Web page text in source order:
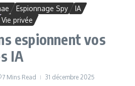
Espionnage Spy
IA
Vie privée
espionnent vos
IA
7 Mins Read 31 décembre 2025